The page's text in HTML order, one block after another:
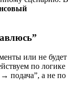
или не будет
по логике
подача”, а не по